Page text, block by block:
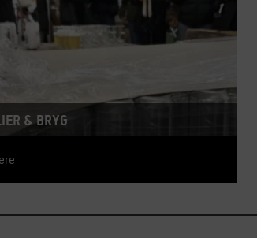
& Bryg